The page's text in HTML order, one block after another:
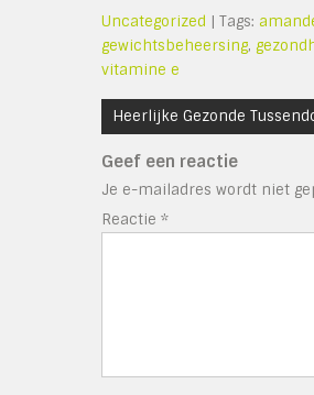
Uncategorized | Tags:
gewichtsbeheersing,
vitamine e
Bericht
navigatie
Heerlijke Gezonde
Geef een reactie
Je e-mailadres wordt niet
Reactie *